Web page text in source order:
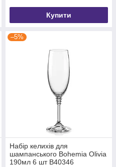
Купити
–5%
Набір келихів для
шампанського Bohemia Olivia
190мл 6 шт B40346